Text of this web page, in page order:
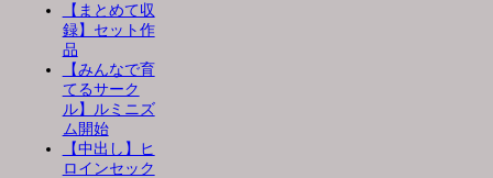
【まとめて収
録】セット作
品
【みんなで育
てるサーク
ル】ルミニズ
ム開始
【中出し】ヒ
ロインセック